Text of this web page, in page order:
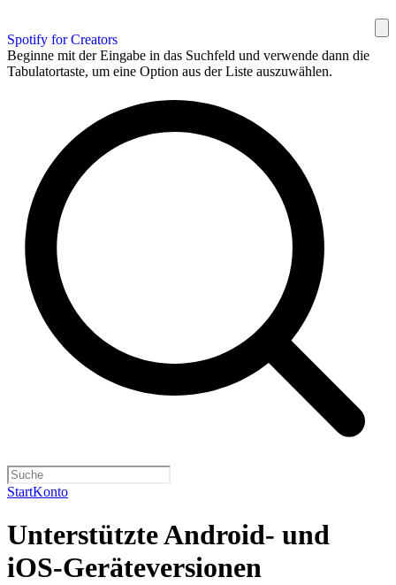
Spotify for Creators
Beginne mit der Eingabe in das Suchfeld und verwende dann die
Tabulatortaste, um eine Option aus der Liste auszuwählen.
StartKonto
Unterstützte Android- und
iOS-Geräteversionen